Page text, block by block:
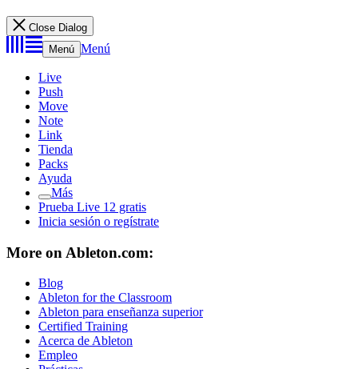
Close Dialog
Menú Menú
Live
Push
Move
Note
Link
Tienda
Packs
Ayuda
Más
Prueba Live 12 gratis
Inicia sesión o regístrate
More on Ableton.com:
Blog
Ableton for the Classroom
Ableton para enseñanza superior
Certified Training
Acerca de Ableton
Empleo